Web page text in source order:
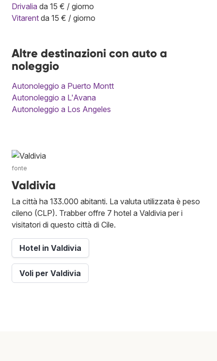
Drivalia da 15 € / giorno
Vitarent da 15 € / giorno
Altre destinazioni con auto a
noleggio
Autonoleggio a Puerto Montt
Autonoleggio a L'Avana
Autonoleggio a Los Angeles
fonte
Valdivia
La città ha 133.000 abitanti. La valuta utilizzata è peso
cileno (CLP). Trabber offre 7 hotel a Valdivia per i
visitatori di questo città di Cile.
Hotel in Valdivia
Voli per Valdivia